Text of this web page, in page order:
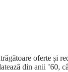
oferte și
din anii ’60,